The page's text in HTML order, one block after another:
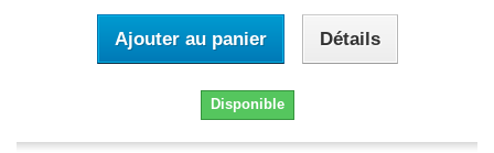
Ajouter au panier Détails
Disponible